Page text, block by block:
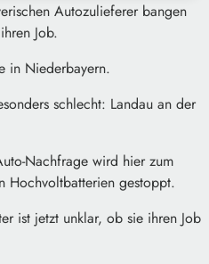
Autozulieferer bangen
Job.
in Niederbayern.
schlecht: Landau an der
Nachfrage wird hier zum
Hochvoltbatterien gestoppt.
ist jetzt unklar, ob sie ihren Job